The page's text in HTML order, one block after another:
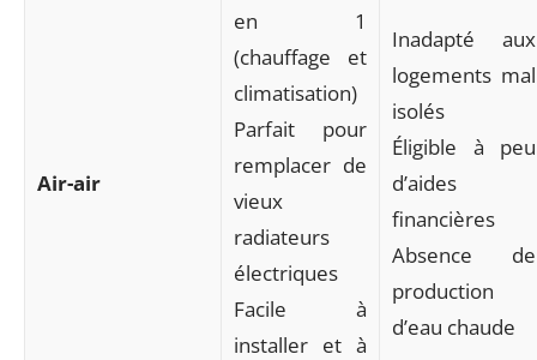
Air-air
en 1
(chauffage et
climatisation)
Parfait pour
remplacer de
vieux
radiateurs
électriques
Facile à
installer et à
Inadapté aux
logements mal
isolés
Éligible à peu
d’aides
financières
Absence de
production
d’eau chaude